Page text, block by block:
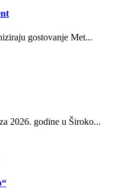
gostovanje Met...
2026. godine u Široko...